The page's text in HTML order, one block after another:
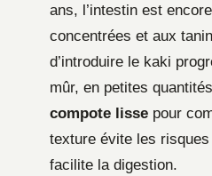
ans, l’intestin est
concentrées et aux
d’introduire le kaki
mûr, en petites
compote lisse pour
texture évite les risques
facilite la digestion.